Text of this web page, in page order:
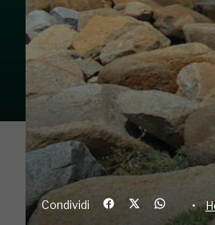
Condividi
Condividi
La baia Concas
suggestive del Golfo
fascia costiera con